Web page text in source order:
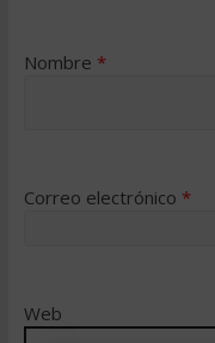
Nombre *
Correo electrónico *
Web